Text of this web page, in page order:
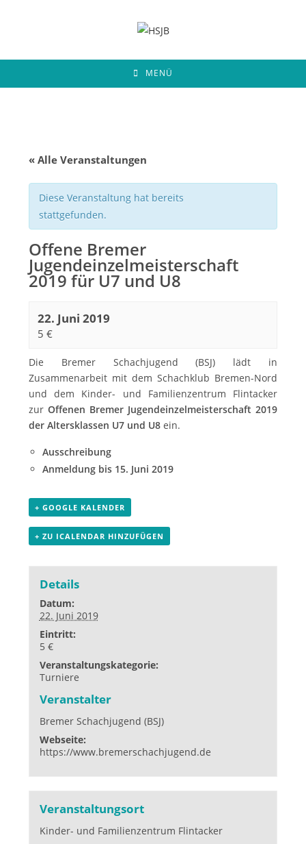
MENÜ
« Alle Veranstaltungen
Diese Veranstaltung hat bereits
stattgefunden.
Offene Bremer
Jugendeinzelmeisterschaft
2019 für U7 und U8
22. Juni 2019
5 €
Die Bremer Schachjugend (BSJ) lädt in
Zusammenarbeit mit dem Schachklub Bremen-Nord
und dem Kinder- und Familienzentrum Flintacker
zurOffenen Bremer Jugendeinzelmeisterschaft 2019
der Altersklassen U7 und U8 ein.
Ausschreibung
Anmeldung bis 15. Juni 2019
+ GOOGLE KALENDER
+ ZU ICALENDAR HINZUFÜGEN
Details
Datum:
22. Juni 2019
Eintritt:
5 €
Veranstaltungskategorie:
Turniere
Veranstalter
Bremer Schachjugend (BSJ)
Webseite:
https://www.bremerschachjugend.de
Veranstaltungsort
Kinder- und Familienzentrum Flintacker